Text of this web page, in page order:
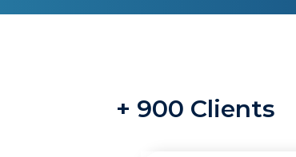
+ 900 Clients